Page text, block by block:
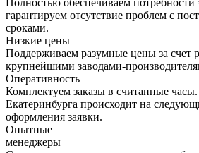
гарантируем отсутствие проблем с
сроками.
Низкие цены
Поддерживаем разумные цены за счет
крупнейшими заводами-
Оперативность
Комплектуем заказы в считанные
Екатеринбурга происходит на
оформления заявки.
Опытные
менеджеры